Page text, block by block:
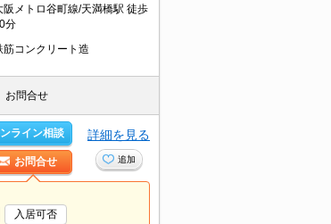
阪メトロ谷町線/天満橋駅 徒歩
分
筋コンクリート造
お問合せ
ライン相談
お問合せ
詳細を見る
追加
入居可否